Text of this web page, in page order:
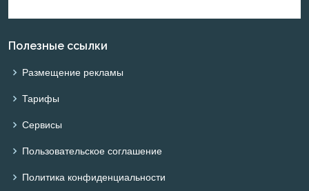
Полезные ссылки
Размещение рекламы
Тарифы
Сервисы
Пользовательское соглашение
Политика конфиденциальности